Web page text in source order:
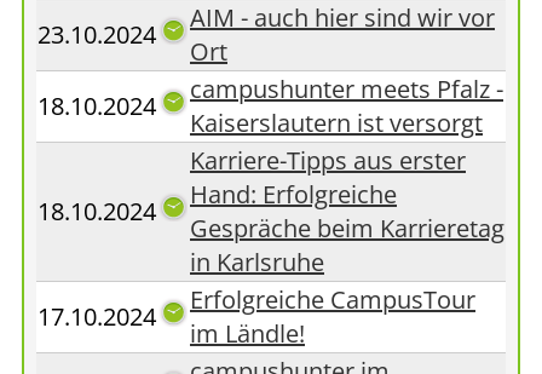
23.10.2024
AIM - auch hier sind wir vor
Ort
18.10.2024
campushunter meets Pfalz -
Kaiserslautern ist versorgt
18.10.2024
Karriere-Tipps aus erster
Hand: Erfolgreiche
Gespräche beim Karrieretag
in Karlsruhe
17.10.2024
Erfolgreiche CampusTour
im Ländle!